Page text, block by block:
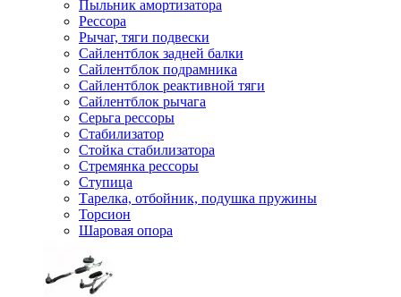
Пыльник амортизатора
Рессора
Рычаг, тяги подвески
Сайлентблок задней балки
Сайлентблок подрамника
Сайлентблок реактивной тяги
Сайлентблок рычага
Серьга рессоры
Стабилизатор
Стойка стабилизатора
Стремянка рессоры
Ступица
Тарелка, отбойник, подушка пружины
Торсион
Шаровая опора